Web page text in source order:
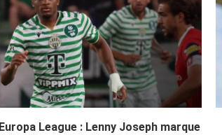
Europa League : Lenny Joseph marque